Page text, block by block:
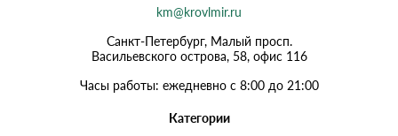
km@krovlmir.ru
Санкт-Петербург, Малый просп.
Васильевского острова, 58, офис 116
Часы работы: ежедневно с 8:00 до 21:00
Категории